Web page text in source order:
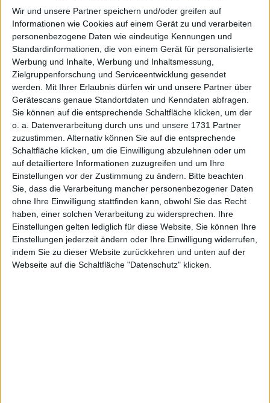
Wir und unsere Partner speichern und/oder greifen auf
Informationen wie Cookies auf einem Gerät zu und verarbeiten
personenbezogene Daten wie eindeutige Kennungen und
Standardinformationen, die von einem Gerät für personalisierte
Werbung und Inhalte, Werbung und Inhaltsmessung,
Zielgruppenforschung und Serviceentwicklung gesendet
werden. Mit Ihrer Erlaubnis dürfen wir und unsere Partner über
Gerätescans genaue Standortdaten und Kenndaten abfragen.
Sie können auf die entsprechende Schaltfläche klicken, um der
o. a. Datenverarbeitung durch uns und unsere 1731 Partner
zuzustimmen. Alternativ können Sie auf die entsprechende
Schaltfläche klicken, um die Einwilligung abzulehnen oder um
auf detailliertere Informationen zuzugreifen und um Ihre
Einstellungen vor der Zustimmung zu ändern. Bitte beachten
Sie, dass die Verarbeitung mancher personenbezogener Daten
ohne Ihre Einwilligung stattfinden kann, obwohl Sie das Recht
haben, einer solchen Verarbeitung zu widersprechen. Ihre
Einstellungen gelten lediglich für diese Website. Sie können Ihre
Einstellungen jederzeit ändern oder Ihre Einwilligung widerrufen,
indem Sie zu dieser Website zurückkehren und unten auf der
Webseite auf die Schaltfläche "Datenschutz" klicken.
Wähle Aktie
Innoscripta (XETR:1INN)
ISIN:
DE000A40QVM8
WKN:
A40QVM
KAUF VERKAUF
Advanced Profile